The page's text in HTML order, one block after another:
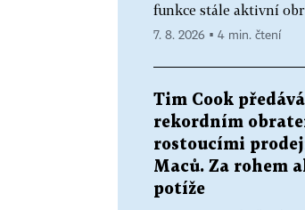
funkce stále aktivní
7. 8. 2026 ▪ 4 min. čtení
Tim Cook
rekordním
rostoucími
Maců. Za rohem
potíže